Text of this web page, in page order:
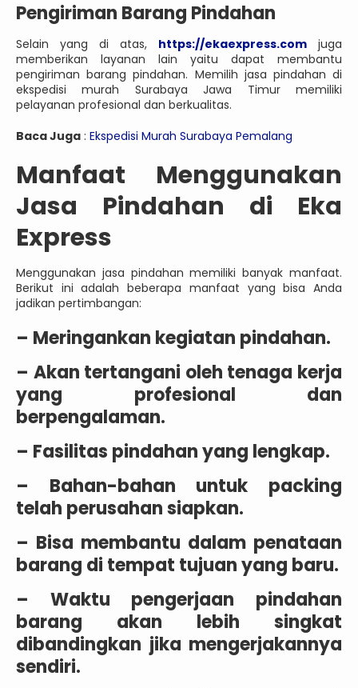
Pengiriman Barang Pindahan
Selain yang di atas, https://ekaexpress.com juga
memberikan layanan lain yaitu dapat membantu
pengiriman barang pindahan. Memilih jasa pindahan di
ekspedisi murah Surabaya Jawa Timur memiliki
pelayanan profesional dan berkualitas.
Baca Juga : Ekspedisi Murah Surabaya Pemalang
Manfaat Menggunakan
Jasa Pindahan di Eka
Express
Menggunakan jasa pindahan memiliki banyak manfaat.
Berikut ini adalah beberapa manfaat yang bisa Anda
jadikan pertimbangan:
– Meringankan kegiatan pindahan.
– Akan tertangani oleh tenaga kerja
yang profesional dan
berpengalaman.
– Fasilitas pindahan yang lengkap.
– Bahan-bahan untuk packing
telah perusahan siapkan.
– Bisa membantu dalam penataan
barang di tempat tujuan yang baru.
– Waktu pengerjaan pindahan
barang akan lebih singkat
dibandingkan jika mengerjakannya
sendiri.